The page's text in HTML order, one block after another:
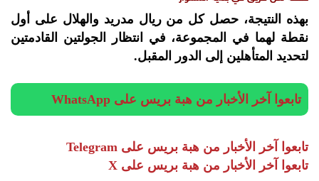
بهذه النتيجة، حصل كل من ريال مدريد والهلال على أول
نقطة لهما في المجموعة، في انتظار الجولتين القادمتين
لتحديد المتأهلين إلى الدور المقبل.
تابعوا آخر الأخبار من هبة بريس على WhatsApp
تابعوا آخر الأخبار من هبة بريس على Telegram
تابعوا آخر الأخبار من هبة بريس على X